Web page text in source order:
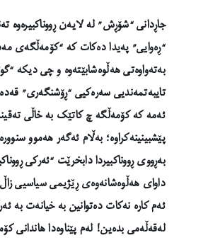
جاڕدانی “شۆڕش” لە لایەن ڕووناکبیرەوە
“ڕەوایی” پەیدا دەکات کە “کۆمەڵگەی
بەتەواوەتی هەڵوەشابێتەوە و چی دیکە
تایبەتمەندیی سەرەکیی “ڕۆشنگەری”
ئەمە کە کۆمەڵگە چ کاتێک بە خاڵی
پێشبینینەکراوە؛ بەڵام ئەگەر هەموو
بەڕووی ڕووناکبیردا دابخرێت “ئەرکی
داوای هەڵوەشانەوەی ڕێژیمی سیاسیی
ئەم کارە نەکات دەتوانین بە خیانەت بە
لەقەڵەمی بدەین! لەم پێناوەدا هاندانی